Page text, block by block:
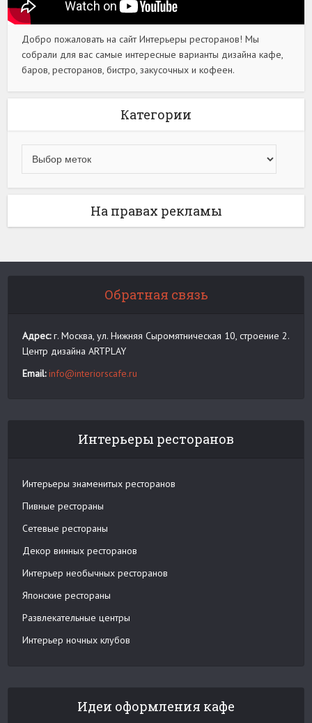
Добро пожаловать на сайт Интерьеры ресторанов! Мы
собрали для вас самые интересные варианты дизайна кафе,
баров, ресторанов, бистро, закусочных и кофеен.
Категории
На правах рекламы
Обратная связь
Адрес:г. Москва, ул. Нижняя Сыромятническая 10, строение 2.
Центр дизайна ARTPLAY
Email: info@interiorscafe.ru
Интерьеры ресторанов
Интерьеры знаменитых ресторанов
Пивные рестораны
Сетевые рестораны
Декор винных ресторанов
Интерьер необычных ресторанов
Японские рестораны
Развлекательные центры
Интерьер ночных клубов
Идеи оформления кафе